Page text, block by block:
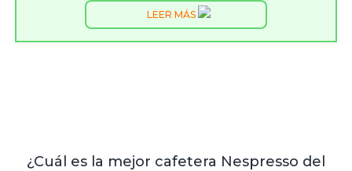
LEER MÁS
¿Cuál es la mejor cafetera Nespresso del